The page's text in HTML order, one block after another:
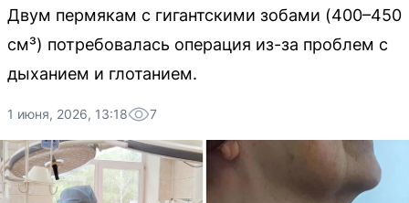
Двум пермякам с гигантскими зобами (400–450
см³) потребовалась операция из-за проблем с
дыханием и глотанием.
1 июня, 2026, 13:18 7